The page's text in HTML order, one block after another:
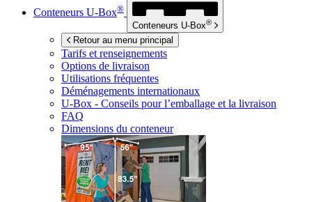
Conteneurs U-Box®
Conteneurs U-Box®
Retour au menu principal
Tarifs et renseignements
Options de livraison
Utilisations fréquentes
Déménagements internationaux
U-Box - Conseils pour l’emballage et la livraison
FAQ
Dimensions du conteneur